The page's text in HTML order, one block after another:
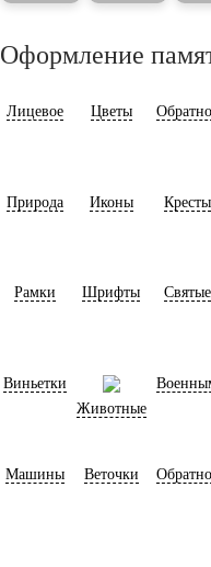
Оформление
Лицевое Цветы
Природа Иконы Кресты
Рамки Шрифты Святые
Виньетки
Животные
Машины Веточки